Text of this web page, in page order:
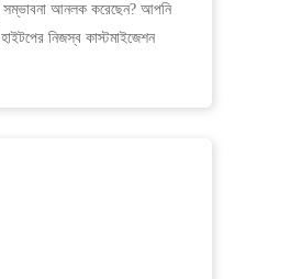
সম্ভাবনা আনলক করেছেন? আপনি
নিজস্ব কাস্টমাইজেশন